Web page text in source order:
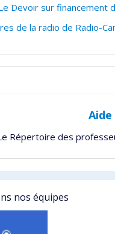
Devoir sur financement
de la radio de Radio-
Répertoire des
nos équipes